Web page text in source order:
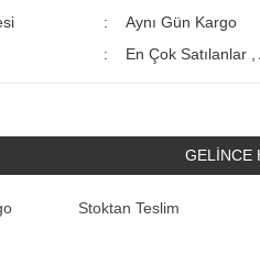
Aynı Gün Kargo
En Çok Satılanlar
GELİNCE
Stoktan Teslim